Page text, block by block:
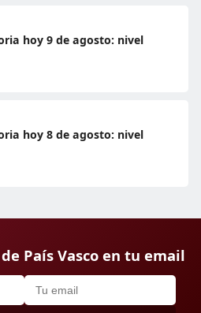
hoy 9 de agosto: nivel
hoy 8 de agosto: nivel
País Vasco en tu email